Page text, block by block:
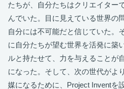
たちが、自分たちはクリエイター
んでいた。目に見えている世界の
自分には不可能だと信じていた。
に自分たちが望む世界を活発に築
ルと持たせて、力を与えることが
になった。そして、次の世代がよ
媒になるために、Project Inventを